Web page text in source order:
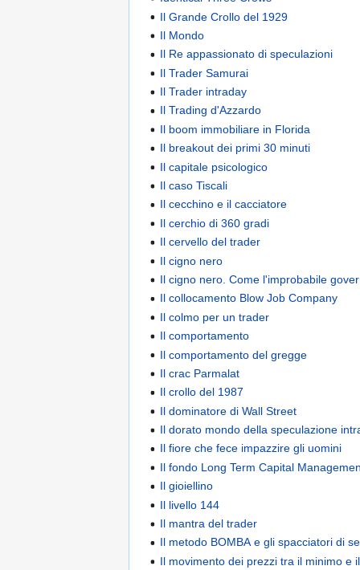
Il Grande Crollo del 1929
Il Mondo
Il Re appassionato di speculazioni
Il Trader Samurai
Il Trader intraday
Il Trading d'Azzardo
Il boom immobiliare in Florida
Il breakout dei primi 30 minuti
Il capitale psicologico
Il caso Tiscali
Il cecchino e il cacciatore
Il cerchio di 360 gradi
Il cervello del trader
Il cigno nero
Il cigno nero. Come l'improbabile
Il collocamento Blow Job Company
Il colmo per un trader
Il comportamento
Il comportamento del gregge
Il crac Parmalat
Il crollo del 1987
Il dominatore di Wall Street
Il dorato mondo della speculazione
Il fiore che fece impazzire gli uomini
Il fondo Long Term Capital
Il gioiellino
Il livello 144
Il mantra del trader
Il metodo BOMBA e gli spacciatori di
Il movimento dei prezzi tra il minimo e